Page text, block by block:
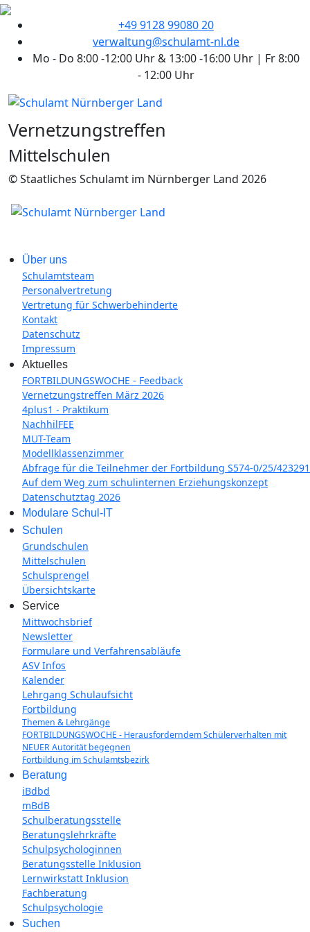
+49 9128 99080 20
verwaltung@schulamt-nl.de
Mo - Do 8:00 -12:00 Uhr & 13:00 -16:00 Uhr | Fr 8:00
- 12:00 Uhr
Vernetzungstreffen
Mittelschulen
© Staatliches Schulamt im Nürnberger Land 2026
Über uns
Schulamtsteam
Personalvertretung
Vertretung für Schwerbehinderte
Kontakt
Datenschutz
Impressum
Aktuelles
FORTBILDUNGSWOCHE - Feedback
Vernetzungstreffen März 2026
4plus1 - Praktikum
NachhilFEE
MUT-Team
Modellklassenzimmer
Abfrage für die Teilnehmer der Fortbildung S574-0/25/423291
Auf dem Weg zum schulinternen Erziehungskonzept
Datenschutztag 2026
Modulare Schul-IT
Schulen
Grundschulen
Mittelschulen
Schulsprengel
Übersichtskarte
Service
Mittwochsbrief
Newsletter
Formulare und Verfahrensabläufe
ASV Infos
Kalender
Lehrgang Schulaufsicht
Fortbildung
Themen & Lehrgänge
FORTBILDUNGSWOCHE - Herausforderndem Schülerverhalten mit
NEUER Autorität begegnen
Fortbildung im Schulamtsbezirk
Beratung
iBdbd
mBdB
Schulberatungsstelle
Beratungslehrkräfte
Schulpsychologinnen
Beratungsstelle Inklusion
Lernwirkstatt Inklusion
Fachberatung
Schulpsychologie
Suchen